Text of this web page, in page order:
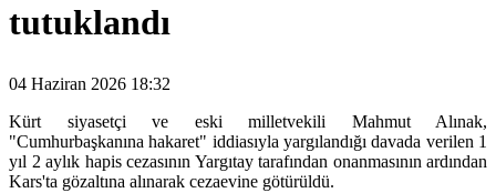
tutuklandı
04 Haziran 2026 18:32
Kürt siyasetçi ve eski milletvekili Mahmut Alınak,
"Cumhurbaşkanına hakaret" iddiasıyla yargılandığı davada verilen 1
yıl 2 aylık hapis cezasının Yargıtay tarafından onanmasının ardından
Kars'ta gözaltına alınarak cezaevine götürüldü.